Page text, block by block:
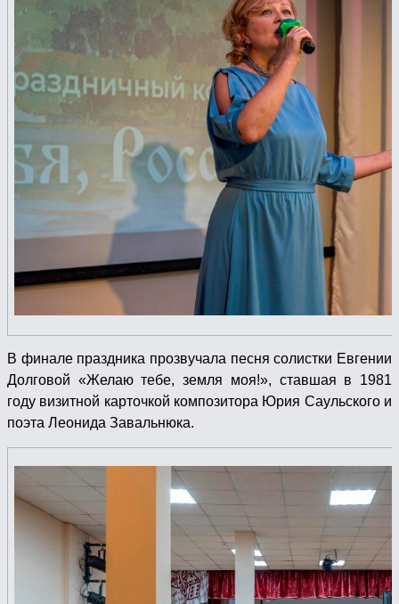
В финале праздника прозвучала песня солистки Евгении
Долговой «Желаю тебе, земля моя!», ставшая в 1981
году визитной карточкой композитора Юрия Саульского и
поэта Леонида Завальнюка.